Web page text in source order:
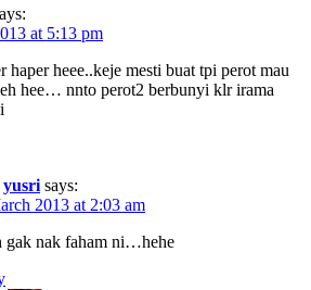
at 5:13 pm
haper heee..keje mesti buat tpi perot mau
hee… nnto perot2 berbunyi klr irama
yusri says:
2013 at 2:03 am
gak nak faham ni…hehe